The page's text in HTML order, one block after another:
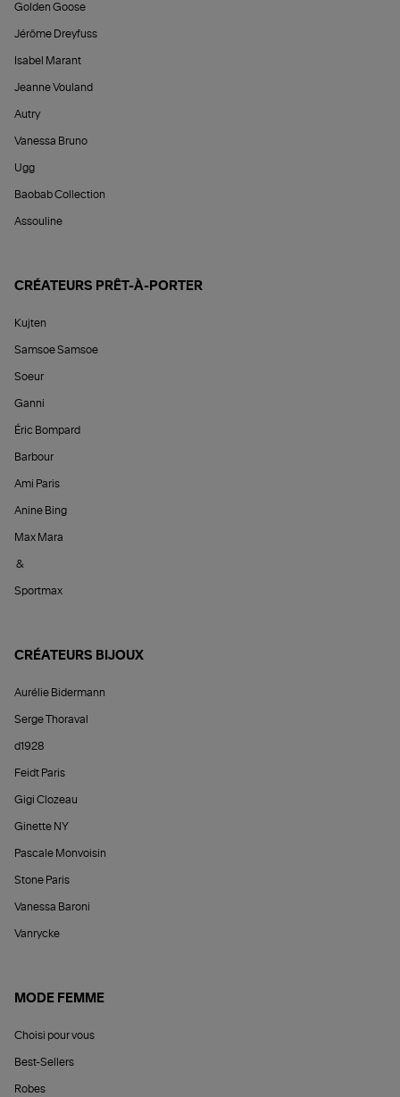
Golden Goose
Jérôme Dreyfuss
Isabel Marant
Jeanne Vouland
Autry
Vanessa Bruno
Ugg
Baobab Collection
Assouline
CRÉATEURS PRÊT-À-PORTER
Kujten
Samsoe Samsoe
Soeur
Ganni
Éric Bompard
Barbour
Ami Paris
Anine Bing
Max Mara
&
Sportmax
CRÉATEURS BIJOUX
Aurélie Bidermann
Serge Thoraval
d1928
Feidt Paris
Gigi Clozeau
Ginette NY
Pascale Monvoisin
Stone Paris
Vanessa Baroni
Vanrycke
MODE FEMME
Choisi pour vous
Best-Sellers
Robes